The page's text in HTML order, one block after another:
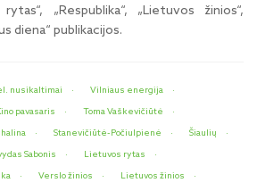
„Respublika“, „Lietuvos žinios“,
diena“ publikacijos.
nusikaltimai
Vilniaus energija
pavasaris
Toma Vaškevičiūtė
Stanevičiūtė-Počiulpienė
Šiaulių
Sabonis
Lietuvos rytas
Verslo žinios
Lietuvos žinios